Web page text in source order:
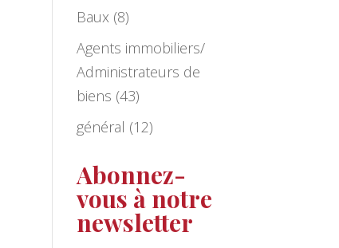
Baux (8)
Agents immobiliers/
Administrateurs de
biens (43)
général (12)
Abonnez-
vous à notre
newsletter